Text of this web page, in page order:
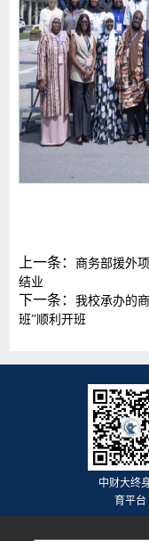
上一条：商务部援外
结业
下一条：我校承办的
班”顺利开班
中财大终
育平台